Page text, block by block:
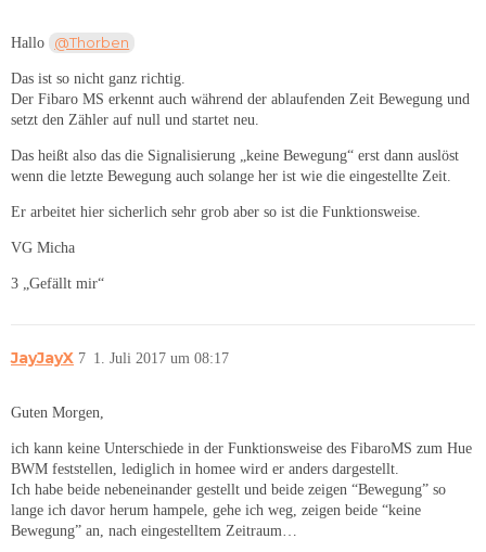
Hallo @Thorben
Das ist so nicht ganz richtig.
Der Fibaro MS erkennt auch während der ablaufenden Zeit Bewegung und
setzt den Zähler auf null und startet neu.
Das heißt also das die Signalisierung „keine Bewegung“ erst dann auslöst
wenn die letzte Bewegung auch solange her ist wie die eingestellte Zeit.
Er arbeitet hier sicherlich sehr grob aber so ist die Funktionsweise.
VG Micha
3 „Gefällt mir“
JayJayX 1. Juli 2017 um 08:17
7
Guten Morgen,
ich kann keine Unterschiede in der Funktionsweise des FibaroMS zum Hue
BWM feststellen, lediglich in homee wird er anders dargestellt.
Ich habe beide nebeneinander gestellt und beide zeigen “Bewegung” so
lange ich davor herum hampele, gehe ich weg, zeigen beide “keine
Bewegung” an, nach eingestelltem Zeitraum…